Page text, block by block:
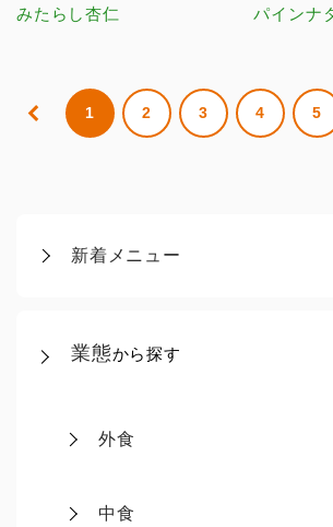
新着メニュー
業態から探す
外食
中食
みたらし杏仁 パインナ
1 2 3 4 5